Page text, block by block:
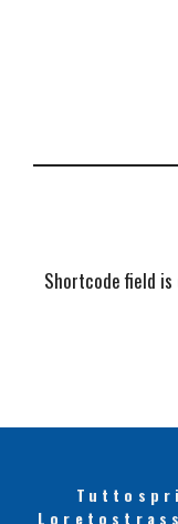
Shortcode field is